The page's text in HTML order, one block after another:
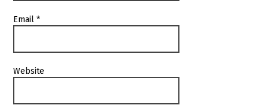
Email*
Website